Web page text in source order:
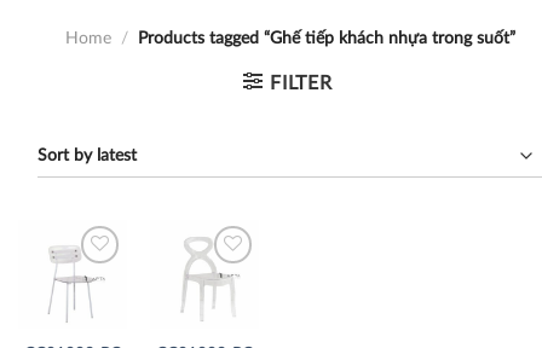
Home / Products tagged “Ghế tiếp khách nhựa trong suốt”
FILTER
Thích